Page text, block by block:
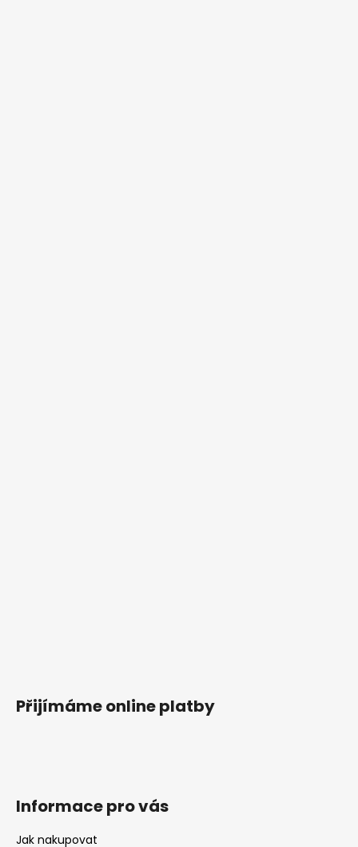
Přijímáme online platby
Informace pro vás
Jak nakupovat